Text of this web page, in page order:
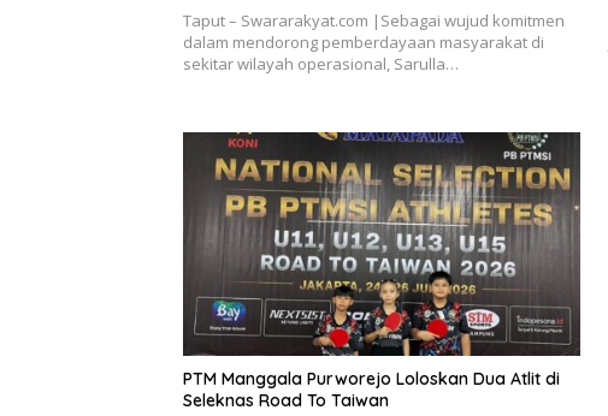
Taput – Swararakyat.com |Sebagai wujud komitmen
dalam mendorong pemberdayaan masyarakat di
sekitar wilayah operasional, Sarulla…
PTM Manggala Purworejo Loloskan Dua Atlit di
Seleknas Road To Taiwan